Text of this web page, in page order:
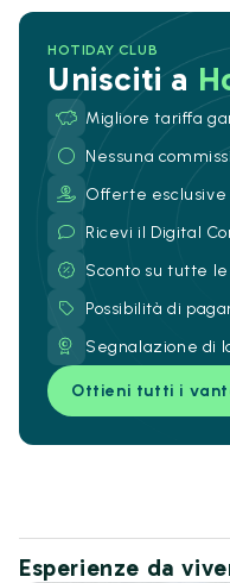
HOTIDAY CLUB
Unisciti a
Migliore tariffa
Nessuna
Offerte esclusive
Ricevi il Digital
Sconto su tutte
Possibilità di
Segnalazione di
Ottieni tutti i
Esperienze da